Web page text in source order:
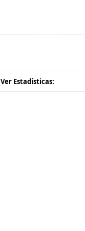
Ver Estadísticas: